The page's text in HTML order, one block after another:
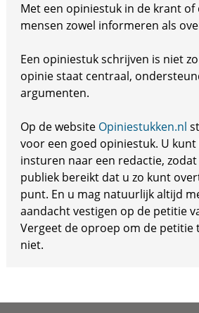
Met een opiniestuk in de krant
mensen zowel informeren als
Een opiniestuk schrijven is niet
opinie staat centraal,
argumenten.
Op de website Opiniestukken.nl
voor een goed opiniestuk. U
insturen naar een redactie,
publiek bereikt dat u zo kunt
punt. En u mag natuurlijk altijd
aandacht vestigen op de petitie
Vergeet de oproep om de petitie
niet.